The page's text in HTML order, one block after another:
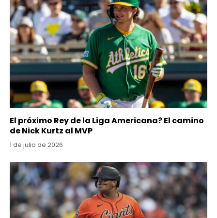
El próximo Rey de la Liga Americana? El camino
de Nick Kurtz al MVP
1 de julio de 2026